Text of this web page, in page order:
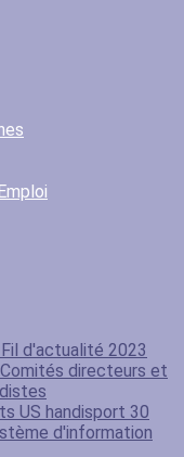
Fil d'actualité 2023
Comités directeurs et
US handisport 30
d'information